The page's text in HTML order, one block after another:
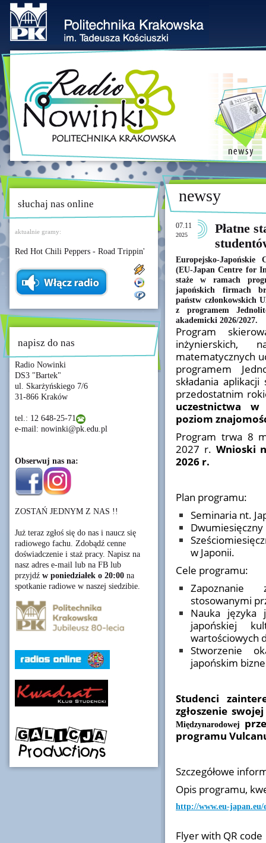
słuchaj nas online
aktualnie gramy:
Red Hot Chili Peppers - Road Trippin'
napisz do nas
Radio Nowinki
DS3 "Bartek"
ul. Skarżyńskiego 7/6
31-866 Kraków
tel.: 12 648-25-71
e-mail: nowinki@pk.edu.pl
Obserwuj nas na:
ZOSTAŃ JEDNYM Z NAS !!
Już teraz zgłoś się do nas i naucz się
radiowego fachu. Zdobądź cenne
doświadczenie i staż pracy. Napisz na
nasz adres e-mail lub na FB lub
przyjdź w poniedziałek o 20:00 na
spotkanie radiowe w naszej siedzibie.
newsy
07.11
2025
Płatne
Europejsko-Japońskie
(EU-Japan Centre for
staże w ramach
japońskich firmach
państw członkowskich
z programem
akademicki 2026/2027.
Program
inżynierskich,
matematycznych
programem
składania
przedostatnim
uczestnictwa
poziom
Program trwa 8
2027 r. Wnioski
2026 r.
Plan programu:
Seminaria nt.
w Japonii.
Cele programu:
Zapoznanie
stosowanymi
Nauka języka
japońskiej
wartościowych
Stworzenie
japońskim
Studenci
zgłoszenie
Międzynarodowej
programu
Szczegółowe
Opis programu,
http://www.eu-japan.eu/
Flyer with QR code